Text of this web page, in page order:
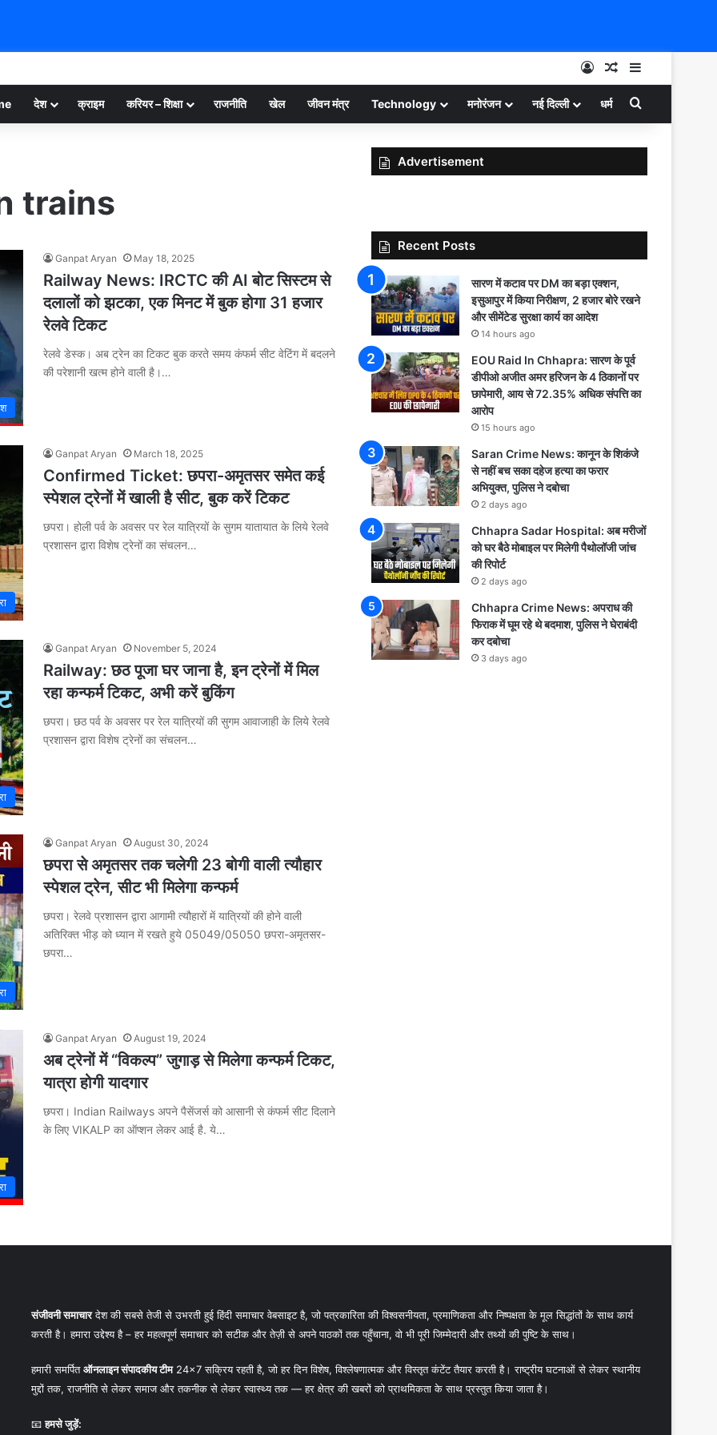
Log InRandom Article
Sidebar
देश क्राइम करियर – शिक्षा राजनीति खेल जीवन मंत्र Technology मनोरंजन नई दिल्ली धर्म Search for
trains
Ganpat Aryan May 18, 2025
Railway News: IRCTC की AI बोट सिस्टम से
दलालों को झटका, एक मिनट में बुक होगा 31 हजार
रेलवे टिकट
रेलवे डेस्क। अब ट्रेन का टिकट बुक करते समय कंफर्म सीट वेटिंग में बदलने
की परेशानी खत्म होने वाली है।…
Ganpat Aryan March 18, 2025
Confirmed Ticket: छपरा-अमृतसर समेत कई
स्पेशल ट्रेनों में खाली है सीट, बुक करें टिकट
छपरा। होली पर्व के अवसर पर रेल यात्रियों के सुगम यातायात के लिये रेलवे
प्रशासन द्वारा विशेष ट्रेनों का संचलन…
Ganpat Aryan November 5, 2024
Railway: छठ पूजा घर जाना है, इन ट्रेनों में मिल
रहा कन्फर्म टिकट, अभी करें बुकिंग
छपरा। छठ पर्व के अवसर पर रेल यात्रियों की सुगम आवाजाही के लिये रेलवे
प्रशासन द्वारा विशेष ट्रेनों का संचलन…
Ganpat Aryan August 30, 2024
छपरा से अमृतसर तक चलेगी 23 बोगी वाली त्यौहार
स्पेशल ट्रेन, सीट भी मिलेगा कन्फर्म
छपरा। रेलवे प्रशासन द्वारा आगामी त्यौहारों में यात्रियों की होने वाली
अतिरिक्त भीड़ को ध्यान में रखते हुये 05049/05050 छपरा-अमृतसर-
छपरा…
Ganpat Aryan August 19, 2024
अब ट्रेनों में “विकल्प” जुगाड़ से मिलेगा कन्फर्म टिकट,
यात्रा होगी यादगार
छपरा। Indian Railways अपने पैसेंजर्स को आसानी से कंफर्म सीट दिलाने
के लिए VIKALP का ऑप्शन लेकर आई है. ये…
Advertisement
Recent Posts
सारण में कटाव पर DM का बड़ा एक्शन,
इसुआपुर में किया निरीक्षण, 2 हजार बोरे रखने
और सीमेंटेड सुरक्षा कार्य का आदेश
14 hours ago
EOU Raid In Chhapra: सारण के पूर्व
डीपीओ अजीत अमर हरिजन के 4 ठिकानों पर
छापेमारी, आय से 72.35% अधिक संपत्ति का
आरोप
15 hours ago
Saran Crime News: कानून के शिकंजे
से नहीं बच सका दहेज हत्या का फरार
अभियुक्त, पुलिस ने दबोचा
2 days ago
Chhapra Sadar Hospital: अब मरीजों
को घर बैठे मोबाइल पर मिलेगी पैथोलॉजी जांच
की रिपोर्ट
2 days ago
Chhapra Crime News: अपराध की
फिराक में घूम रहे थे बदमाश, पुलिस ने घेराबंदी
कर दबोचा
3 days ago
संजीवनी समाचारदेश की सबसे तेजी से उभरती हुई हिंदी समाचार वेबसाइट है, जो पत्रकारिता की विश्वसनीयता, प्रमाणिकता और निष्पक्षता के मूल सिद्धांतों के साथ कार्य
करती है। हमारा उद्देश्य है – हर महत्वपूर्ण समाचार को सटीक और तेज़ी से अपने पाठकों तक पहुँचाना, वो भी पूरी जिम्मेदारी और तथ्यों की पुष्टि के साथ।
हमारी समर्पितऑनलाइन संपादकीय टीम24×7 सक्रिय रहती है, जो हर दिन विशेष, विश्लेषणात्मक और विस्तृत कंटेंट तैयार करती है। राष्ट्रीय घटनाओं से लेकर स्थानीय
मुद्दों तक, राजनीति से लेकर समाज और तकनीक से लेकर स्वास्थ्य तक — हर क्षेत्र की खबरों को प्राथमिकता के साथ प्रस्तुत किया जाता है।
📧हमसे जुड़ें: